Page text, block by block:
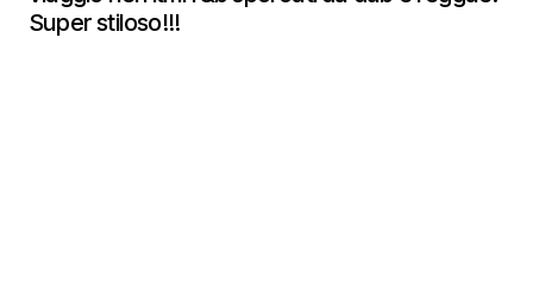
Super stiloso!!!